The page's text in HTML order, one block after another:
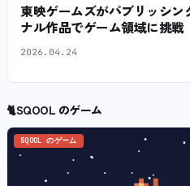
東映ゲームズがパブリッシン
ナル作品でゲーム領域に挑戦
2026.04.24
🐈SQOOL のゲーム
SQOOL のゲーム